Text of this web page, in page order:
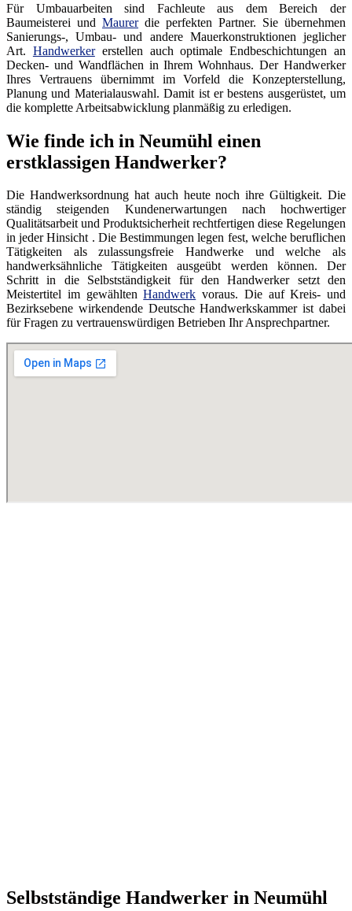
Für Umbauarbeiten sind Fachleute aus dem Bereich der
Baumeisterei und Maurerdie perfekten Partner. Sie übernehmen
Sanierungs-, Umbau- und andere Mauerkonstruktionen jeglicher
Art. Handwerkererstellen auch optimale Endbeschichtungen an
Decken- und Wandflächen in Ihrem Wohnhaus. Der Handwerker
Ihres Vertrauens übernimmt im Vorfeld die Konzepterstellung,
Planung und Materialauswahl. Damit ist er bestens ausgerüstet, um
die komplette Arbeitsabwicklung planmäßig zu erledigen.
Wie finde ich in Neumühl einen
erstklassigen Handwerker?
Die Handwerksordnung hat auch heute noch ihre Gültigkeit. Die
ständig steigenden Kundenerwartungen nach hochwertiger
Qualitätsarbeit und Produktsicherheit rechtfertigen diese Regelungen
in jeder Hinsicht . Die Bestimmungen legen fest, welche beruflichen
Tätigkeiten als zulassungsfreie Handwerke und welche als
handwerksähnliche Tätigkeiten ausgeübt werden können. Der
Schritt in die Selbstständigkeit für den Handwerker setzt den
Meistertitel im gewähltenHandwerk voraus. Die auf Kreis- und
Bezirksebene wirkendende Deutsche Handwerkskammer ist dabei
für Fragen zu vertrauenswürdigen Betrieben Ihr Ansprechpartner.
Selbstständige Handwerker in Neumühl